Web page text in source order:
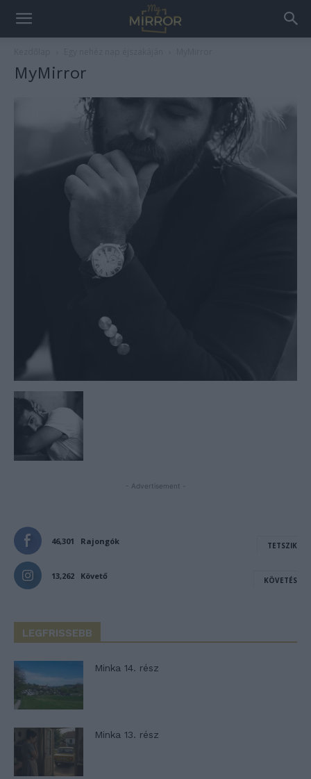
MyMirror
- Advertisement -
46,301 Rajongók TETSZIK
13,262 Követő KÖVETÉS
LEGFRISSEBB
Minka 14. rész
Minka 13. rész